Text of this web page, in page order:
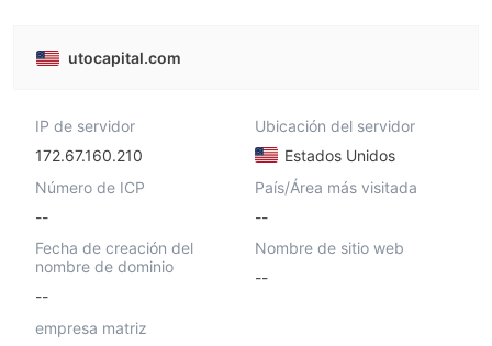
utocapital.com
IP de servidor
172.67.160.210
Ubicación del servidor
Estados Unidos
Número de ICP
--
País/Área más visitada
--
Fecha de creación del
nombre de dominio
--
Nombre de sitio web
--
empresa matriz